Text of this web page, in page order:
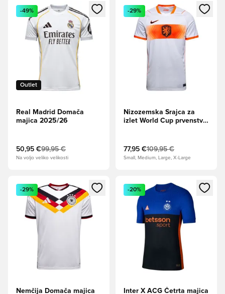
Odpre Modal za prijavo ali vpis kot član
Outlet
-49%
Real Madrid Domača
majica 2025/26
50,95 €99,95 €
Na voljo veliko velikosti
Odpre Modal za prijavo ali
-29%
Nizozemska Srajca za
izlet World Cup prvenstvo
77,95 €109,95 €
Small, Medium, Large, X-Large
Odpre Modal za prijavo ali vpis kot član
-29%
Nemčija Domača majica
Odpre Modal za prijavo ali
-20%
Inter X ACG Četrta majica